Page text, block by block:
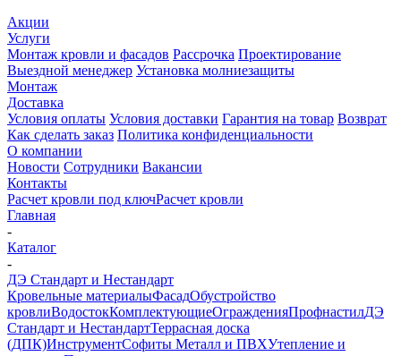
Акции
Услуги
Монтаж кровли и фасадов Рассрочка Проектирование
Выездной менеджер Установка молниезащиты
Монтаж
Доставка
Условия оплаты Условия доставки Гарантия на товар Возврат
Как сделать заказ Политика конфиденциальности
О компании
Новости Сотрудники Вакансии
Контакты
Расчет кровли под ключРасчет кровли
Главная
-
Каталог
-
ДЭ Стандарт и Нестандарт
Кровельные материалыФасадОбустройство
кровлиВодостокКомплектующиеОгражденияПрофнастилДЭ
Стандарт и НестандартТеррасная доска
(ДПК)ИнструментСофиты Металл и ПВХУтепление и